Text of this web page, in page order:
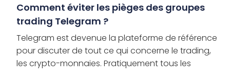
Comment éviter les pièges des groupes
trading Telegram ?
Telegram est devenue la plateforme de référence
pour discuter de tout ce qui concerne le trading,
les crypto-monnaies. Pratiquement tous les